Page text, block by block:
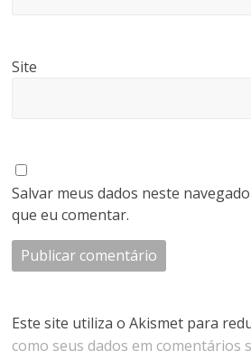
Site
Salvar meus dados neste
que eu comentar.
Este site utiliza o Akismet para
como seus dados em comentários